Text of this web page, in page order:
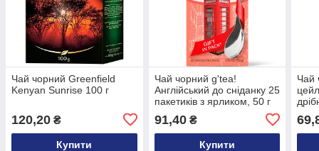
Чай чорний Greenfield
Kenyan Sunrise 100 г
120,20 ₴
Купити
Чай чорний g'tea!
Англійський до сніданку 25
пакетиків з ярликом, 50 г
91,40₴
Купити
Чай
1,5